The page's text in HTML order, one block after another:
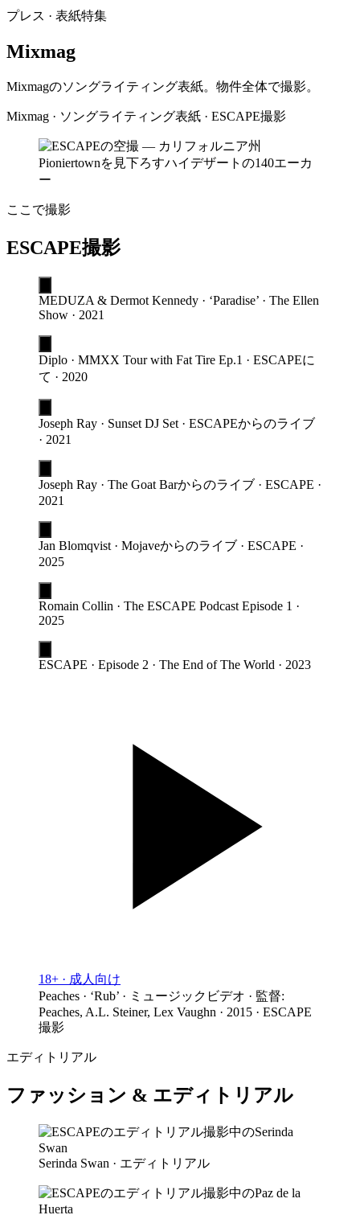
プレス · 表紙特集
Mixmag
Mixmagのソングライティング表紙。物件全体で撮影。
Mixmag · ソングライティング表紙 · ESCAPE撮影
ここで撮影
ESCAPE撮影
MEDUZA & Dermot Kennedy · ‘Paradise’ · The Ellen
Show · 2021
Diplo · MMXX Tour with Fat Tire Ep.1 · ESCAPEに
て · 2020
Joseph Ray · Sunset DJ Set · ESCAPEからのライブ
· 2021
Joseph Ray · The Goat Barからのライブ · ESCAPE ·
2021
Jan Blomqvist · Mojaveからのライブ · ESCAPE ·
2025
Romain Collin · The ESCAPE Podcast Episode 1 ·
2025
ESCAPE · Episode 2 · The End of The World · 2023
18+ · 成人向け
Peaches · ‘Rub’ · ミュージックビデオ · 監督:
Peaches, A.L. Steiner, Lex Vaughn · 2015 · ESCAPE
撮影
エディトリアル
ファッション & エディトリアル
Serinda Swan · エディトリアル